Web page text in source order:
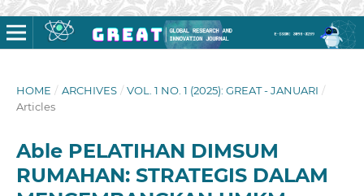
HOME / ARCHIVES / VOL. 1 NO. 1 (2025): GREAT - JANUARI /
Articles
Able PELATIHAN DIMSUM
RUMAHAN: STRATEGIS DALAM